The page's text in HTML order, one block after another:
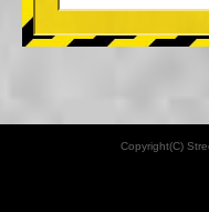
Copyright(C)